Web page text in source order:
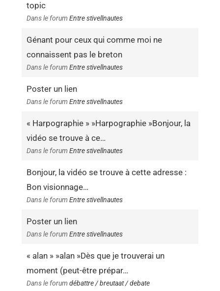
topic
Dans le forum Entre stivellnautes
Génant pour ceux qui comme moi ne
connaissent pas le breton
Dans le forum Entre stivellnautes
Poster un lien
Dans le forum Entre stivellnautes
« Harpographie » »Harpographie »Bonjour, la
vidéo se trouve à ce…
Dans le forum Entre stivellnautes
Bonjour, la vidéo se trouve à cette adresse :
Bon visionnage…
Dans le forum Entre stivellnautes
Poster un lien
Dans le forum Entre stivellnautes
« alan » »alan »Dès que je trouverai un
moment (peut-être prépar…
Dans le forum débattre / breutaat / debate